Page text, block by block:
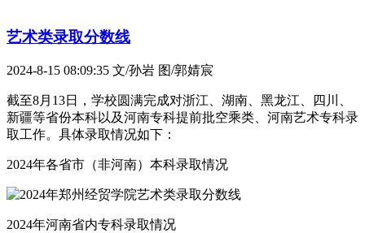
艺术类录取分数线
2024-8-15 08:09:35 文/孙岩 图/郭婧宸
截至8月13日，学校圆满完成对浙江、湖南、黑龙江、四川、
新疆等省份本科以及河南专科提前批空乘类、河南艺术专科录
取工作。具体录取情况如下：
2024年各省市（非河南）本科录取情况
2024年河南省内专科录取情况